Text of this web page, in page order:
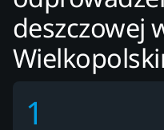
deszczowej
1